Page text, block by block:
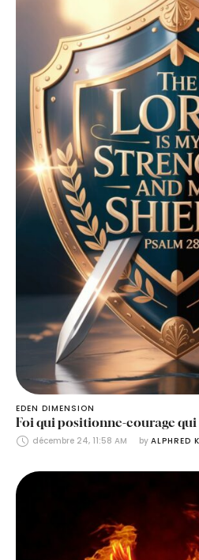
EDEN DIMENSION
Foi qui positionne-courage
décembre 24, 11:58 AM by ALPHRED